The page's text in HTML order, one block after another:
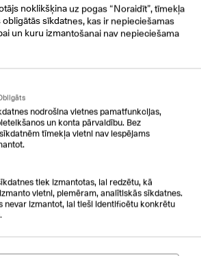
zināšanas elektronisko sakaru
risināt problēmas klientu
peļņu un uzņēmuma tēlu.
cēloņus, likumsakarības, lai
rezultātā tiekam pie mērķa
transformāciju Latvijā.
CSC Telecom tirdzniecības
noklikšķina uz pogas “Noraidīt”, tīmekļa
sīkdatnes, kas ir nepieciešamas
un kuru izmantošanai nav nepieciešama
nodrošina vietnes pamatfunkcijas,
un konta pārvaldību. Bez
tīmekļa vietni nav iespējams
tiek izmantotas, lai redzētu, kā
vietni, piemēram, analītiskās sīkdatnes.
nevar izmantot, lai tieši identificētu konkrētu